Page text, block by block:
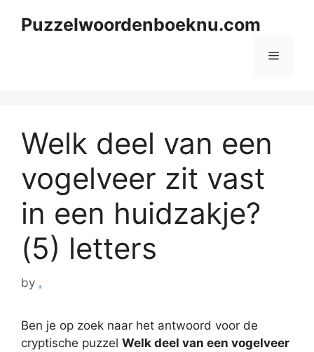
Puzzelwoordenboeknu.com
Menu
Welk deel van een
vogelveer zit vast
in een huidzakje?
(5) letters
by .
Ben je op zoek naar het antwoord voor de
cryptische puzzel Welk deel van een vogelveer